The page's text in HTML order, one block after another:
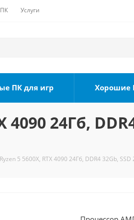
Услуги
ПК для игр Хорошие
24Гб,
5 5600X, RTX 4090 24Гб, DDR4 32Gb,